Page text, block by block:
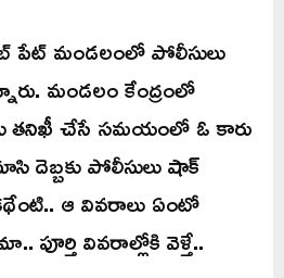
మండలంలో పోలీసులు
మండలం కేంద్రంలో
తనిఖీ చేసే సమయంలో ఓ కారు
దెబ్బకు పోలీసులు షాక్
ఆ వివరాలు ఏంటో
పూర్తి వివరాల్లోకి వెళ్తే..